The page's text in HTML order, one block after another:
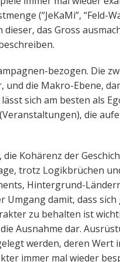
(“JeKaMi”, “Feld-
das Gross
bezogen. Die
die Makro-Ebene,
sich am besten als
die
Kohärenz der
trotz Logikbrüchen
Hintergrund-
Umgang damit, dass
zu behalten ist
Ausnahme dar.
werden, deren Wert
immer mal wieder